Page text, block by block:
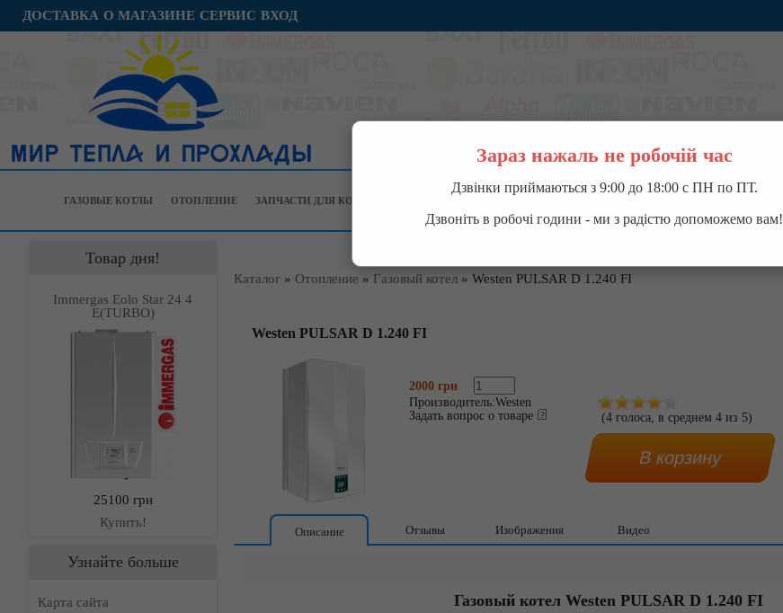
ДОСТАВКА О МАГАЗИНЕ СЕРВИС ВХОД
ГАЗОВЫЕ КОТЛЫ ОТОПЛЕНИЕ ЗАПЧАСТИ ДЛЯ КОТЛОВ
Товар дня!
Immergas Eolo Star 24 4
Е(TURBO)
25100 грн
Купить!
Узнайте больше
Карта сайта
Каталог » Отопление » Газовый котел » Westen PULSAR D 1.240 FI
Westen PULSAR D 1.240 FI
2000 грн
Производитель:Westen
Задать вопрос о товаре
(4 голоса, в среднем 4 из 5)
Описание Отзывы Изображения Видео
Газовый котел Westen PULSAR D 1.240 FI
Зараз нажаль не робочій час
Дзвінки приймаються з 9:00 до 18:00 с ПН по ПТ.
Дзвоніть в робочі години - ми з радістю допоможемо вам!